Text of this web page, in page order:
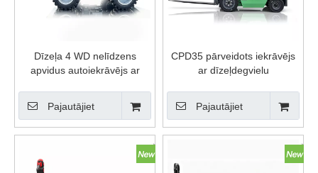
Dīzeļa 4 WD nelīdzens
apvidus autoiekrāvējs ar
Pajautājiet
CPD35 pārveidots iekrāvējs
ar dīzeļdegvielu
Pajautājiet